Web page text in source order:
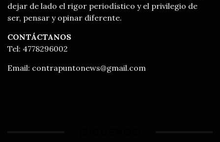
dejar de lado el rigor periodístico y el privilegio de
ser, pensar y opinar diferente.
CONTÁCTANOS
Tel: 4778296002
Email: contrapuntonews@gmail.com